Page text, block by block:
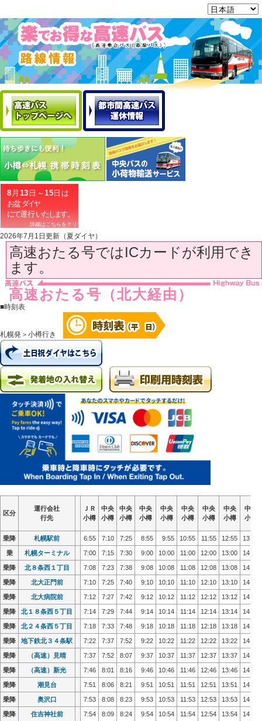
2026年7月1日更新（夏ダイヤ）
高速おたる号ではICカードが利用でき
ます。
高速おたる号（北大経由）
■時刻表
札幌発＞小樽行き
区分
運行会社
行先
ＪＲ
小樽
中央
小樽
中央
小樽
中央
小樽
中央
小樽
中央
小樽
中央
小樽
中央
小樽
中央
小樽
区分
運行会社
行先
ＪＲ
小樽
中央
小樽
中央
小樽
中央
小樽
中央
小樽
中央
小樽
中央
小樽
中央
小樽
中央
小樽
区分
運行会社
行先
ＪＲ
小樽
中央
小樽
中央
小樽
中央
小樽
中央
小樽
中央
小樽
中央
小樽
中央
小樽
中央
小樽
乗降 札幌駅前 6:55 7:10 7:25 8:55 9:55 10:55 11:55 12:55 13:55
乗 札幌ターミナル 7:00 7:15 7:30 9:00 10:00 11:00 12:00 13:00 14:00
乗降 北８条西１丁目 7:08 7:23 7:38 9:08 10:08 11:08 12:08 13:08 14:08
乗降 北大正門前 7:10 7:25 7:40 9:10 10:10 11:10 12:10 13:10 14:10
乗降 北大病院前 7:12 7:27 7:42 9:12 10:12 11:12 12:12 13:12 14:12
乗降 北１８条西５丁目 7:14 7:29 7:44 9:14 10:14 11:14 12:14 13:14 14:14
乗降 北２４条西５丁目 7:18 7:33 7:48 9:18 10:18 11:18 12:18 13:18 14:18
乗降 地下鉄北３４条駅 7:22 7:37 7:52 9:22 10:22 11:22 12:22 13:22 14:22
乗降 （高速）見晴 7:37 7:52 8:07 9:37 10:37 11:37 12:37 13:37 14:37
乗降 （高速）新光 7:46 8:01 8:16 9:46 10:46 11:46 12:46 13:46 14:46
乗降 潮見台 7:51 8:06 8:21 9:51 10:51 11:51 12:51 13:51 14:51
乗降 奥沢口 7:53 8:08 8:23 9:53 10:53 11:53 12:53 13:53 14:53
乗降 住吉神社前 7:54 8:09 8:24 9:54 10:54 11:54 12:54 13:54 14:54
区分
運行会社
行先
ＪＲ
小樽
中央
小樽
中央
小樽
中央
小樽
中央
小樽
中央
小樽
中央
小樽
中央
小樽
中央
小樽
乗降 札幌駅前 6:55 7:10 7:25 8:55 9:55 10:55 11:55 12:55 13:55
乗 札幌ターミナル 7:00 7:15 7:30 9:00 10:00 11:00 12:00 13:00 14:00
乗降 北８条西１丁目 7:08 7:23 7:38 9:08 10:08 11:08 12:08 13:08 14:08
乗降 北大正門前 7:10 7:25 7:40 9:10 10:10 11:10 12:10 13:10 14:10
乗降 北大病院前 7:12 7:27 7:42 9:12 10:12 11:12 12:12 13:12 14:12
乗降 北１８条西５丁目 7:14 7:29 7:44 9:14 10:14 11:14 12:14 13:14 14:14
乗降 北２４条西５丁目 7:18 7:33 7:48 9:18 10:18 11:18 12:18 13:18 14:18
乗降 地下鉄北３４条駅 7:22 7:37 7:52 9:22 10:22 11:22 12:22 13:22 14:22
乗降 （高速）見晴 7:37 7:52 8:07 9:37 10:37 11:37 12:37 13:37 14:37
乗降 （高速）新光 7:46 8:01 8:16 9:46 10:46 11:46 12:46 13:46 14:46
乗降 潮見台 7:51 8:06 8:21 9:51 10:51 11:51 12:51 13:51 14:51
乗降 奥沢口 7:53 8:08 8:23 9:53 10:53 11:53 12:53 13:53 14:53
乗降 住吉神社前 7:54 8:09 8:24 9:54 10:54 11:54 12:54 13:54 14:54